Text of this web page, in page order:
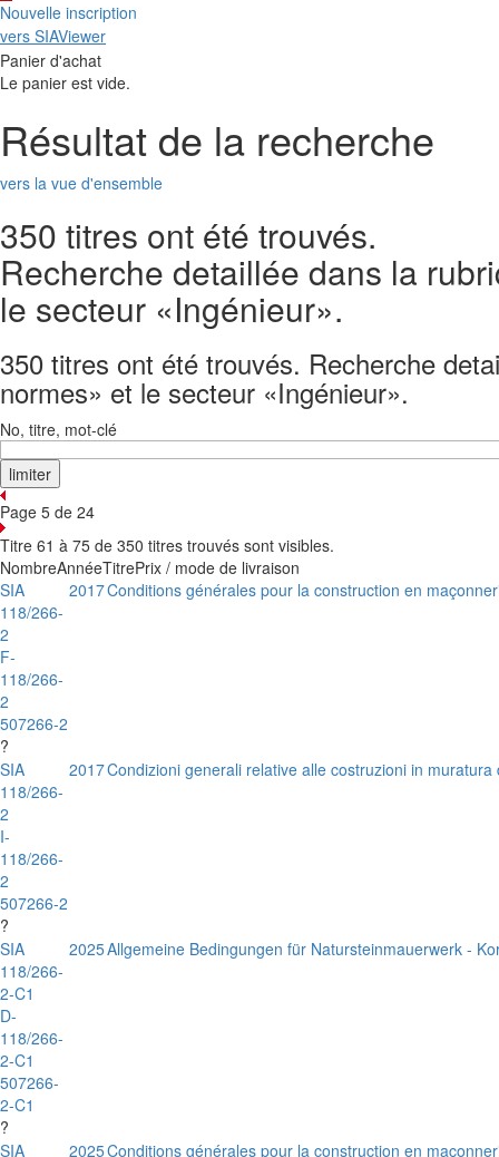
Nouvelle inscription
vers SIAViewer
Panier d'achat
Le panier est vide.
Résultat de la recherche
vers la vue d'ensemble
350 titres ont été trouvés.
Recherche detaillée dans la
le secteur «Ingénieur».
350 titres ont été trouvés. Recherche
normes» et le secteur «Ingénieur».
No, titre, mot-clé
Page 5 de 24
Titre 61 à 75 de 350 titres trouvés sont visibles.
NombreAnnéeTitrePrix / mode de livraison
SIA
118/266-
2
F-
118/266-
2
507266-2
?
2017Conditions générales pour la construction en
SIA
118/266-
2
I-
118/266-
2
507266-2
?
2017Condizioni generali relative alle costruzioni in
SIA
118/266-
2-C1
D-
118/266-
2-C1
507266-
2-C1
?
2025Allgemeine Bedingungen für Natursteinmauerwerk -
SIA
2025Conditions générales pour la construction en